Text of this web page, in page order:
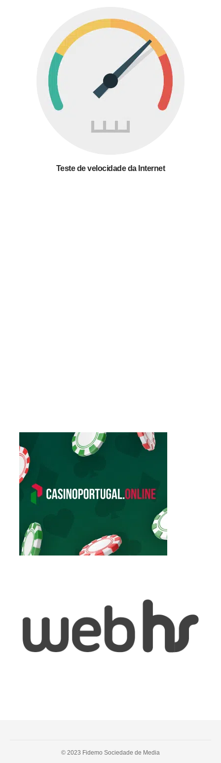
Teste de velocidade da Internet
© 2023 Fidemo Sociedade de Media